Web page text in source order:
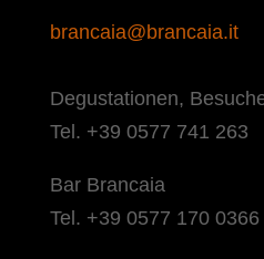
brancaia@brancaia.it
Degustationen,
Tel. +39 0577 741 263
Bar Brancaia
Tel. +39 0577 170 0366